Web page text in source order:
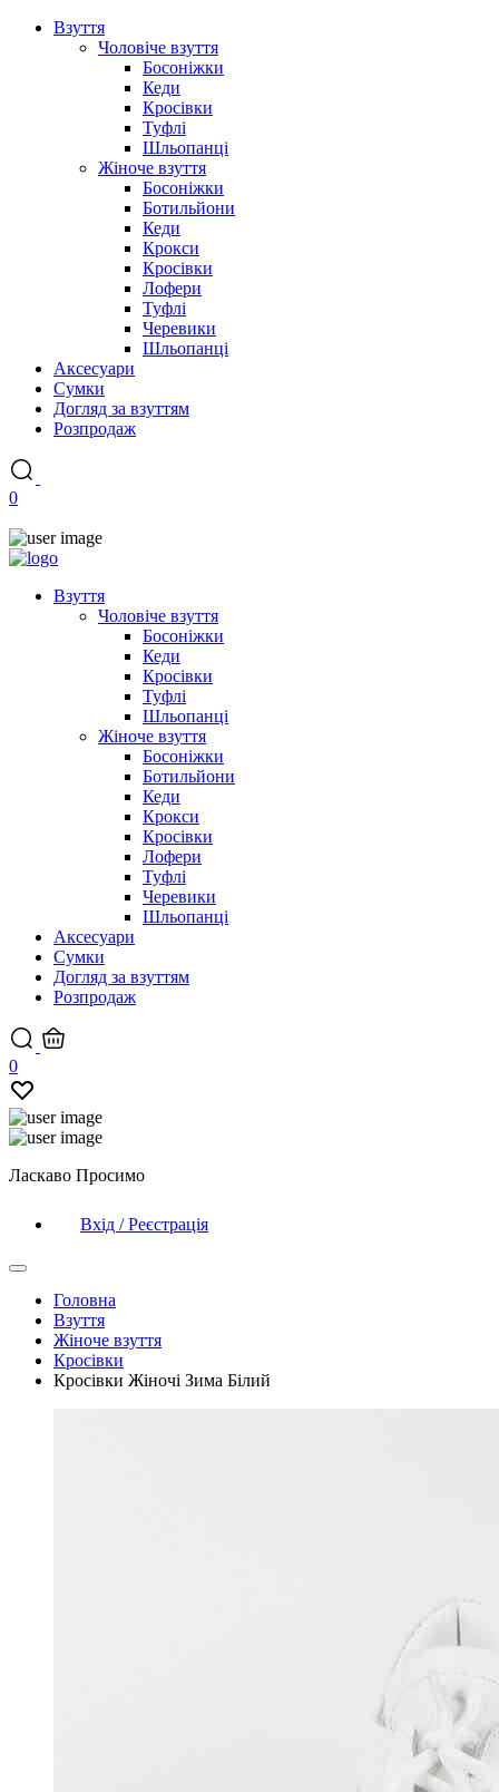
Взуття
Чоловіче взуття
Босоніжки
Кеди
Кросівки
Туфлі
Шльопанці
Жіноче взуття
Босоніжки
Ботильйони
Кеди
Крокси
Кросівки
Лофери
Туфлі
Черевики
Шльопанці
Аксесуари
Сумки
Догляд за взуттям
Розпродаж
0
Взуття
Чоловіче взуття
Босоніжки
Кеди
Кросівки
Туфлі
Шльопанці
Жіноче взуття
Босоніжки
Ботильйони
Кеди
Крокси
Кросівки
Лофери
Туфлі
Черевики
Шльопанці
Аксесуари
Сумки
Догляд за взуттям
Розпродаж
0
Ласкаво Просимо
Вхід / Реєстрація
Головна
Взуття
Жіноче взуття
Кросівки
Кросівки Жіночі Зима Білий